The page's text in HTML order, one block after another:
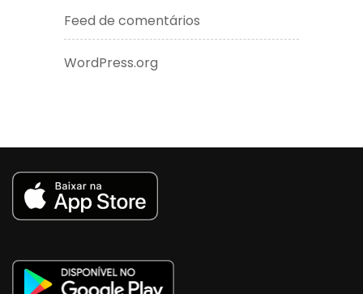
Feed de comentários
WordPress.org